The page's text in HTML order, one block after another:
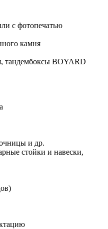
с фотопечатью
камня
BOYARD
и др.
стойки и навески,